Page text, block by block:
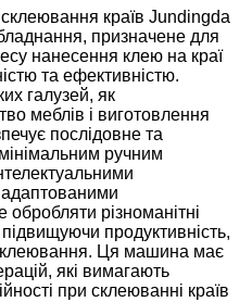
країв Jundingda
призначене для
нанесення клею на краї
та ефективністю.
галузей, як
меблів і виготовлення
послідовне та
ручним
різноманітні
продуктивність,
Ця машина має
які вимагають
при склеюванні країв